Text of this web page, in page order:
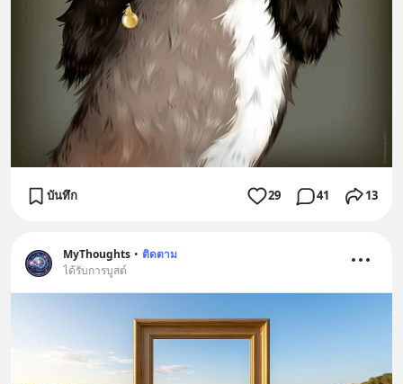
บันทึก 29 41 13
MyThoughts • ติดตาม
ได้รับการบูสต์